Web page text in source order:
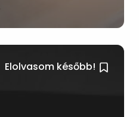
Elolvasom később!